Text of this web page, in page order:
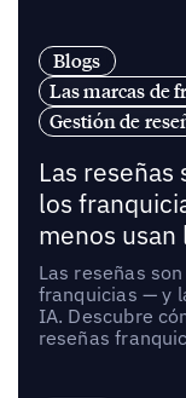
Blogs
Las marcas de
Gestión de
Las
los
menos usan
Las reseñas
franquicias — y
IA. Descubre
reseñas